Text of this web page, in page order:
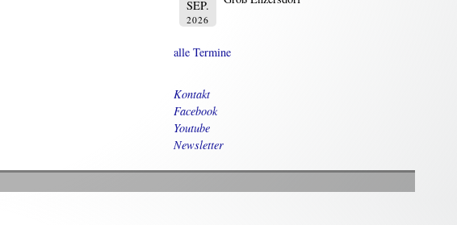
SEP.
2026
alle Termine
Kontakt
Facebook
Youtube
Newsletter